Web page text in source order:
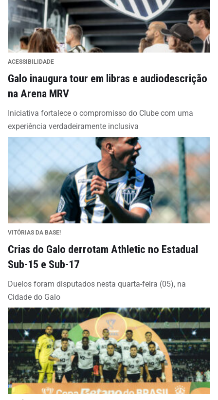
ACESSIBILIDADE
Galo inaugura tour em libras e audiodescrição
na Arena MRV
Iniciativa fortalece o compromisso do Clube com uma
experiência verdadeiramente inclusiva
VITÓRIAS DA BASE!
Crias do Galo derrotam Athletic no Estadual
Sub-15 e Sub-17
Duelos foram disputados nesta quarta-feira (05), na
Cidade do Galo